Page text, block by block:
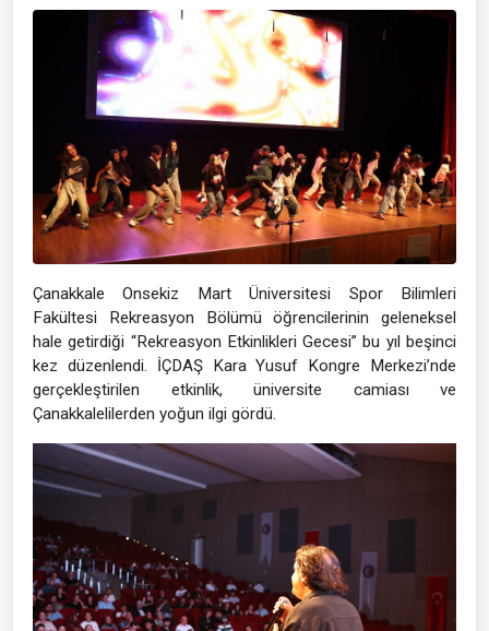
Çanakkale Onsekiz Mart Üniversitesi Spor Bilimleri
Fakültesi Rekreasyon Bölümü öğrencilerinin geleneksel
hale getirdiği “Rekreasyon Etkinlikleri Gecesi” bu yıl beşinci
kez düzenlendi. İÇDAŞ Kara Yusuf Kongre Merkezi’nde
gerçekleştirilen etkinlik, üniversite camiası ve
Çanakkalelilerden yoğun ilgi gördü.